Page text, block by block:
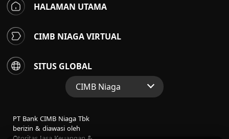
HALAMAN UTAMA
CIMB NIAGA VIRTUAL
SITUS GLOBAL
CIMB Niaga
Perbankan Konsumen
PT Bank CIMB Niaga Tbk
berizin & diawasi oleh